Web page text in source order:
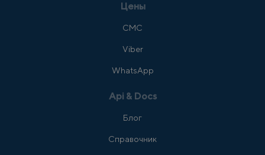
Цены
СМС
Viber
WhatsApp
Api & Docs
Блог
Справочник